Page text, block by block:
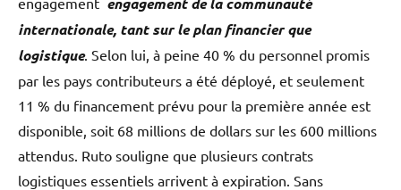
internationale, tant sur le plan financier que
logistique. Selon lui, à peine 40 % du personnel promis
par les pays contributeurs a été déployé, et seulement
11 % du financement prévu pour la première année est
disponible, soit 68 millions de dollars sur les 600 millions
attendus. Ruto souligne que plusieurs contrats
logistiques essentiels arrivent à expiration. Sans